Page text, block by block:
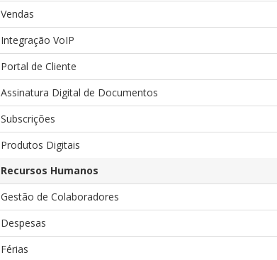
Vendas
Integração VoIP
Portal de Cliente
Assinatura Digital de Documentos
Subscrições
Produtos Digitais
Recursos Humanos
Gestão de Colaboradores
Despesas
Férias